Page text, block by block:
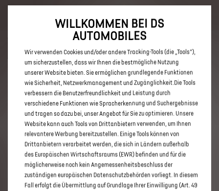
Hybride. Mehr erfahren >>
ENTDECKEN SIE ALLE ANGEBOTE
IN FÜRTH
WILLKOMMEN BEI DS
AUTOMOBILES
Wir verwenden Cookies und/oder andere Tracking-Tools (die „Tools“),
um sicherzustellen, dass wir Ihnen die bestmögliche Nutzung
unserer Website bieten. Sie ermöglichen grundlegende Funktionen
wie Sicherheit, Netzwerkmanagement und Zugänglichkeit.Die Tools
verbessern die Benutzerfreundlichkeit und Leistung durch
verschiedene Funktionen wie Spracherkennung und Suchergebnisse
und tragen so dazu bei, unser Angebot für Sie zu optimieren. Unsere
Website kann auch Tools von Drittanbietern verwenden, um Ihnen
relevantere Werbung bereitzustellen. Einige Tools können von
Drittanbietern verarbeitet werden, die sich in Ländern außerhalb
des Europäischen Wirtschaftsraums (EWR) befinden und für die
möglicherweise noch kein Angemessenheitsbeschluss der
zuständigen europäischen Datenschutzbehörden vorliegt. In diesem
Fall erfolgt die Übermittlung auf Grundlage Ihrer Einwilligung (Art. 49